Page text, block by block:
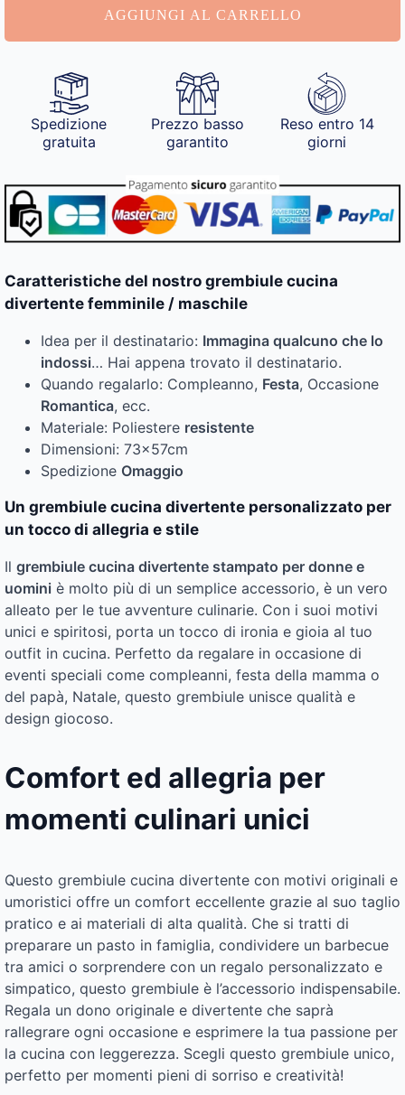
AGGIUNGI AL CARRELLO
Spedizione
gratuita
Prezzo basso
garantito
Reso entro 14
giorni
Caratteristiche del nostro grembiule cucina
divertente femminile / maschile
Idea per il destinatario: Immagina qualcuno che lo
indossi… Hai appena trovato il destinatario.
Quando regalarlo: Compleanno, Festa, Occasione
Romantica, ecc.
Materiale: Poliestere resistente
Dimensioni: 73x57cm
Spedizione Omaggio
Un grembiule cucina divertente personalizzato per
un tocco di allegria e stile
Il grembiule cucina divertente stampato per donne e
uomini è molto più di un semplice accessorio, è un vero
alleato per le tue avventure culinarie. Con i suoi motivi
unici e spiritosi, porta un tocco di ironia e gioia al tuo
outfit in cucina. Perfetto da regalare in occasione di
eventi speciali come compleanni, festa della mamma o
del papà, Natale, questo grembiule unisce qualità e
design giocoso.
Comfort ed allegria per
momenti culinari unici
Questo grembiule cucina divertente con motivi originali e
umoristici offre un comfort eccellente grazie al suo taglio
pratico e ai materiali di alta qualità. Che si tratti di
preparare un pasto in famiglia, condividere un barbecue
tra amici o sorprendere con un regalo personalizzato e
simpatico, questo grembiule è l’accessorio indispensabile.
Regala un dono originale e divertente che saprà
rallegrare ogni occasione e esprimere la tua passione per
la cucina con leggerezza. Scegli questo grembiule unico,
perfetto per momenti pieni di sorriso e creatività!